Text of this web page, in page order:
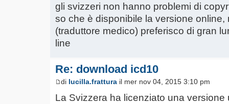
gli svizzeri non hanno problemi di
so che è disponibile la versione online,
(traduttore medico) preferisco di gran
line
Re: download icd10
di lucilla.frattura il mer nov 04, 2015 3:10 pm
La Svizzera ha licenziato una versione